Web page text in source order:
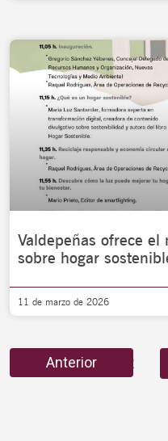
Valdepeñas ofrece
sobre hogar
11 de marzo de 2026
Anterior
1 2